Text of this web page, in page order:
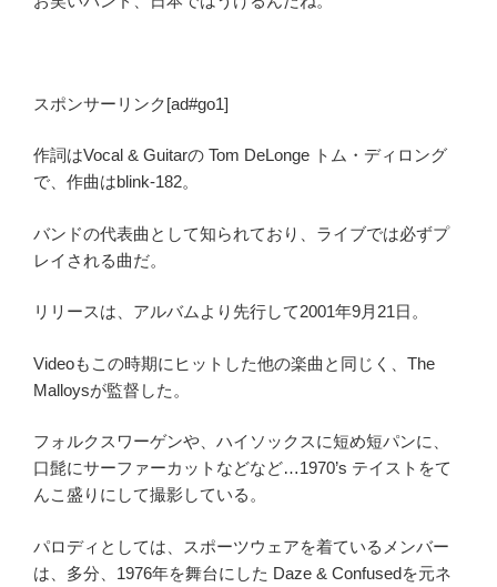
スポンサーリンク[ad#go1]
作詞はVocal & Guitarの Tom DeLonge トム・ディロング
で、作曲はblink-182。
バンドの代表曲として知られており、ライブでは必ずプ
レイされる曲だ。
リリースは、アルバムより先行して2001年9月21日。
Videoもこの時期にヒットした他の楽曲と同じく、The
Malloysが監督した。
フォルクスワーゲンや、ハイソックスに短め短パンに、
口髭にサーファーカットなどなど…1970’s テイストをて
んこ盛りにして撮影している。
パロディとしては、スポーツウェアを着ているメンバー
は、多分、1976年を舞台にした Daze & Confusedを元ネ